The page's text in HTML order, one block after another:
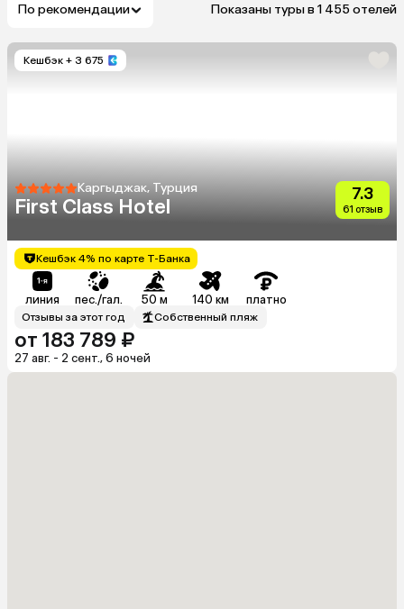
По рекомендации Показаны туры в 1 455 отелей
Кешбэк + 3 675
Каргыджак, Турция
First Class Hotel
7.3
61 отзыв
Кешбэк 4% по карте Т-Банка
линия пес./гал. 50 м 140 км платно
Отзывы за этот год Собственный пляж
от 183 789 ₽
27 авг. - 2 сент., 6 ночей